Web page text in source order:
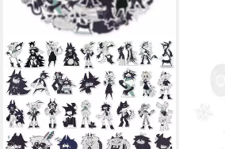
LUXUSKOLLEKTION
Aufkleber Aufkleber 50er Set
Auto Laptop Skateboard
Fahrrad Motorrad Schwarz
36,95 €
lieferbar - in 4-5 Werktagen bei dir